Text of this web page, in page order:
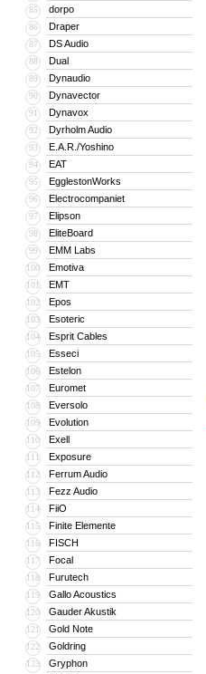
85 dorpo
86 Draper
87 DS Audio
88 Dual
89 Dynaudio
90 Dynavector
91 Dynavox
92 Dyrholm Audio
93 E.A.R./Yoshino
94 EAT
95 EgglestonWorks
96 Electrocompaniet
97 Elipson
98 EliteBoard
99 EMM Labs
100 Emotiva
101 EMT
102 Epos
103 Esoteric
104 Esprit Cables
105 Esseci
106 Estelon
107 Euromet
108 Eversolo
109 Evolution
110 Exell
111 Exposure
112 Ferrum Audio
113 Fezz Audio
114 FiiO
115 Finite Elemente
116 FISCH
117 Focal
118 Furutech
119 Gallo Acoustics
120 Gauder Akustik
121 Gold Note
122 Goldring
123 Gryphon